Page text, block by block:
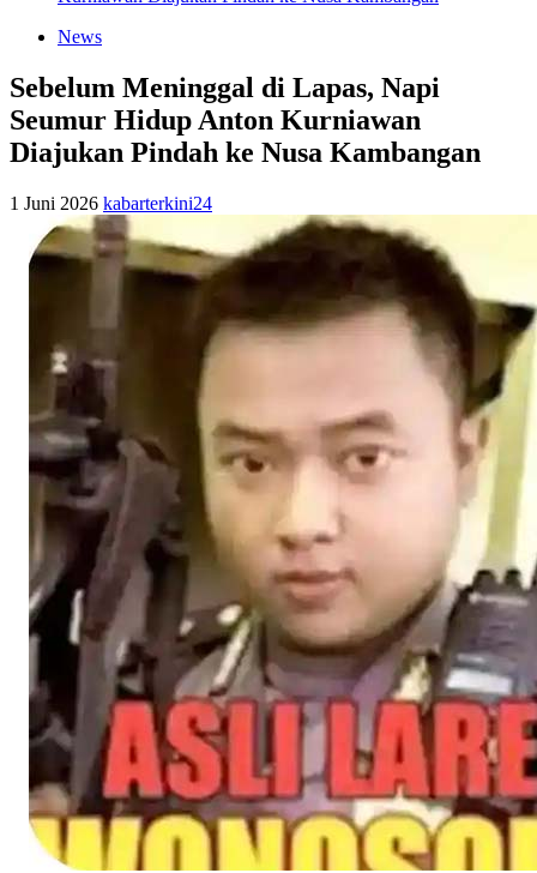
News
Sebelum Meninggal di Lapas, Napi
Seumur Hidup Anton Kurniawan
Diajukan Pindah ke Nusa Kambangan
1 Juni 2026 kabarterkini24